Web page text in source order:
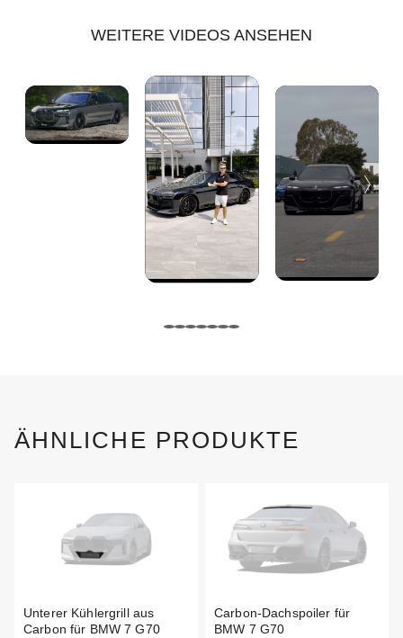
WEITERE VIDEOS ANSEHEN
ÄHNLICHE PRODUKTE
Unterer Kühlergrill aus
Carbon für BMW 7 G70
Carbon-Dachspoiler für
BMW 7 G70